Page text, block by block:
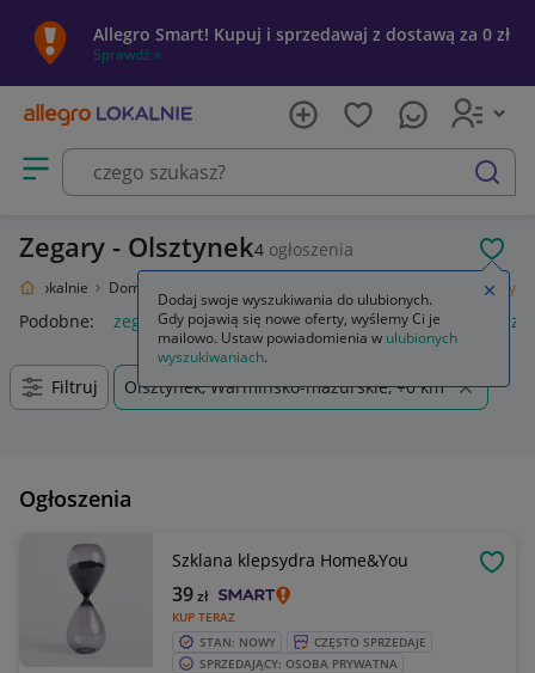
Allegro Smart! Kupuj i sprzedawaj z dostawą za 0 zł
Sprawdź »
Otwórz menu z kategoriami
szukaj
Zegary - Olsztynek4 ogłoszenia
Lokalnie Dom i Ogród Zegary
Podobne: zegary liczniki zegary zegary do klimatyzacji
Filtruj Olsztynek, Warmińsko-mazurskie, +0 km
Ogłoszenia
Szklana klepsydra Home&You
KUP TERAZ
39zł
STAN: NOWY
CZĘSTO SPRZEDAJE
SPRZEDAJĄCY: OSOBA PRYWATNA
Dodaj swoje wyszukiwania do ulubionych.
Gdy pojawią się nowe oferty, wyślemy Ci je
mailowo. Ustaw powiadomienia w ulubionych
wyszukiwaniach.